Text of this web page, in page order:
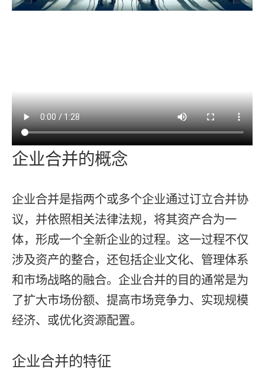
企业合并的概念
企业合并是指两个或多个企业通过订立合并协
议，并依照相关法律法规，将其资产合为一
体，形成一个全新企业的过程。这一过程不仅
涉及资产的整合，还包括企业文化、管理体系
和市场战略的融合。企业合并的目的通常是为
了扩大市场份额、提高市场竞争力、实现规模
经济、或优化资源配置。
企业合并的特征